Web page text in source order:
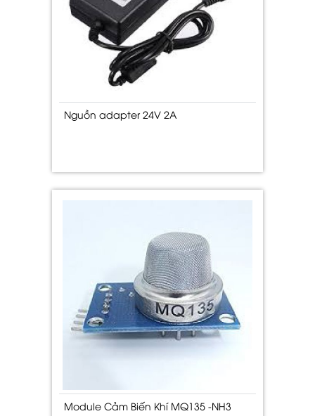
Nguồn adapter 24V 2A
Module Cảm Biến Khí MQ135 -NH3